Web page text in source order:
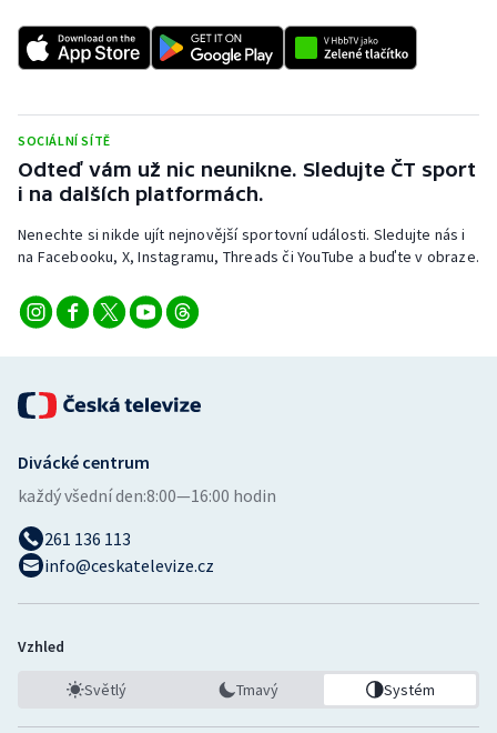
SOCIÁLNÍ SÍTĚ
Odteď vám už nic neunikne. Sledujte ČT sport
i na dalších platformách.
Nenechte si nikde ujít nejnovější sportovní události. Sledujte nás i
na Facebooku, X, Instagramu, Threads či YouTube a buďte v obraze.
Divácké centrum
každý všední den:8:00—16:00 hodin
261 136 113
info@ceskatelevize.cz
Vzhled
Světlý Tmavý Systém